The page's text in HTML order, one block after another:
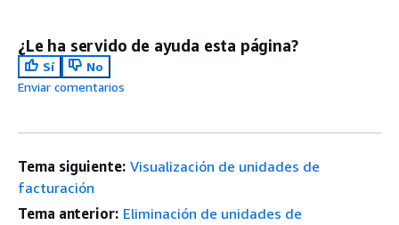
¿Le ha servido de ayuda esta página?
Sí
No
Enviar comentarios
Tema siguiente: Visualización de unidades de
facturación
Tema anterior: Eliminación de unidades de